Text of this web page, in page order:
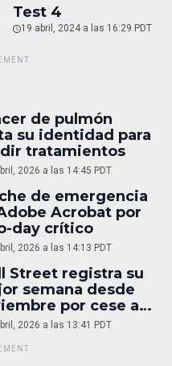
Test 4
19 abril, 2024 a las 16:29 PDT
de pulmón
su identidad para
tratamientos
2026 a las 14:45 PDT
de emergencia
Acrobat por
day crítico
2026 a las 14:13 PDT
Street registra su
semana desde
por cese al
entre EU e Irán
2026 a las 13:41 PDT